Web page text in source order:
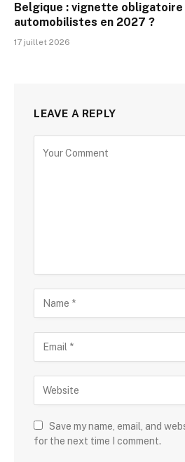
Belgique : vignette
automobilistes en 2027 ?
17 juillet 2026
LEAVE A REPLY
Save my name, email, and
for the next time I comment.